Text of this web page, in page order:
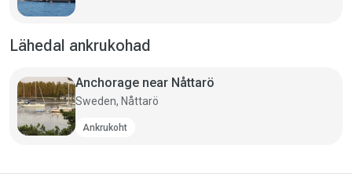
Lähedal ankrukohad
Anchorage near Nåttarö
Sweden, Nåttarö
Ankrukoht